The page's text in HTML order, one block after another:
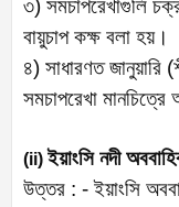
৩) সমচাপরেখাগুলি
বায়ুচাপ কক্ষ বলা হয়।
৪) সাধারণত
সমচাপরেখা
(ii) ইয়াংসি নদী
উত্তর : - ইয়াংসি